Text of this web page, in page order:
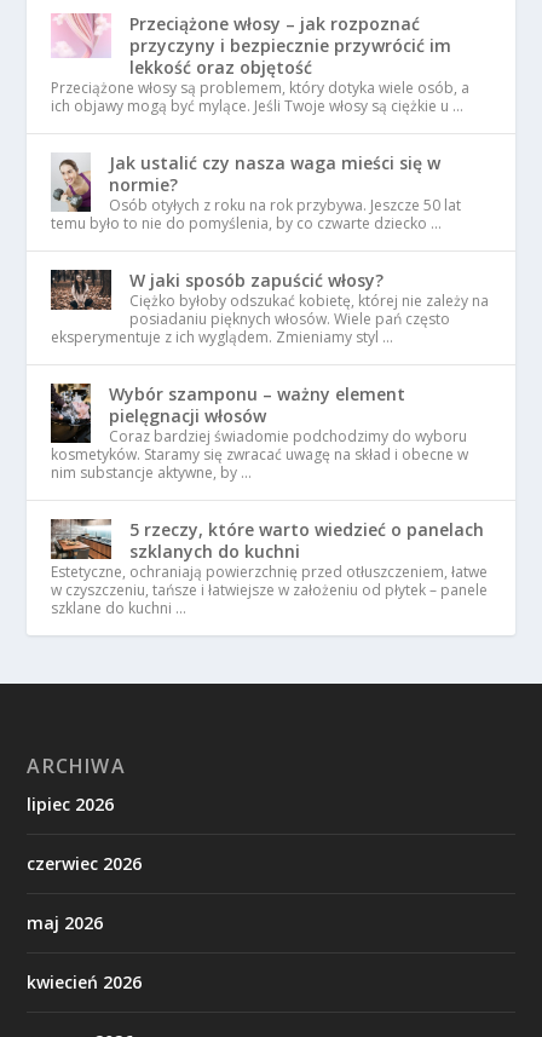
Przeciążone włosy – jak rozpoznać
przyczyny i bezpiecznie przywrócić im
lekkość oraz objętość
Przeciążone włosy są problemem, który dotyka wiele osób, a
ich objawy mogą być mylące. Jeśli Twoje włosy są ciężkie u …
Jak ustalić czy nasza waga mieści się w
normie?
Osób otyłych z roku na rok przybywa. Jeszcze 50 lat
temu było to nie do pomyślenia, by co czwarte dziecko …
W jaki sposób zapuścić włosy?
Ciężko byłoby odszukać kobietę, której nie zależy na
posiadaniu pięknych włosów. Wiele pań często
eksperymentuje z ich wyglądem. Zmieniamy styl …
Wybór szamponu – ważny element
pielęgnacji włosów
Coraz bardziej świadomie podchodzimy do wyboru
kosmetyków. Staramy się zwracać uwagę na skład i obecne w
nim substancje aktywne, by …
5 rzeczy, które warto wiedzieć o panelach
szklanych do kuchni
Estetyczne, ochraniają powierzchnię przed otłuszczeniem, łatwe
w czyszczeniu, tańsze i łatwiejsze w założeniu od płytek – panele
szklane do kuchni …
ARCHIWA
lipiec 2026
czerwiec 2026
maj 2026
kwiecień 2026